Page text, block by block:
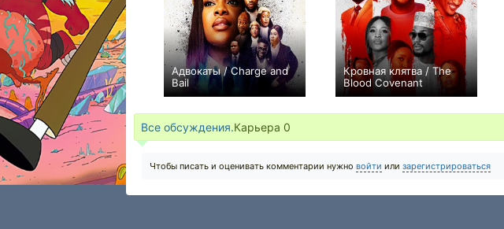
Адвокаты / Charge and
Bail
0
Кровная клятва / The
Blood Covenant
0
Все обсуждения.Карьера 0
Чтобы писать и оценивать комментарии нужно войти или зарегистрироваться